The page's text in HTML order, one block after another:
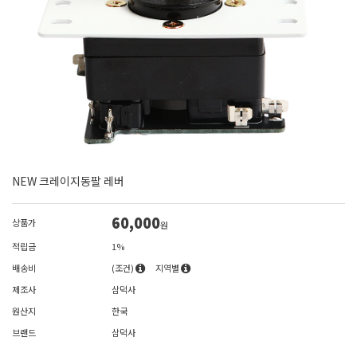
NEW 크레이지동팔 레버
상품가 60,000원
적립금
1%
배송비
(조건)
지역별
제조사
삼덕사
원산지
한국
브랜드
삼덕사